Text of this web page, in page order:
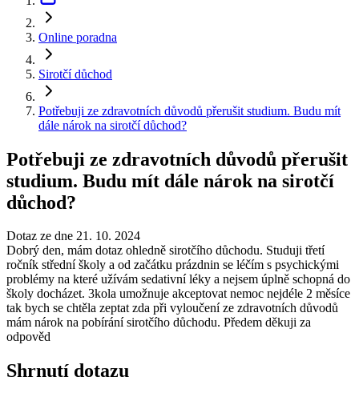
Online poradna
Sirotčí důchod
Potřebuji ze zdravotních důvodů přerušit studium. Budu mít
dále nárok na sirotčí důchod?
Potřebuji ze zdravotních důvodů přerušit
studium. Budu mít dále nárok na sirotčí
důchod?
Dotaz ze dne 21. 10. 2024
Dobrý den, mám dotaz ohledně sirotčího důchodu. Studuji třetí
ročník střední školy a od začátku prázdnin se léčím s psychickými
problémy na které užívám sedativní léky a nejsem úplně schopná do
školy docházet. 3kola umožnuje akceptovat nemoc nejdéle 2 měsíce
tak bych se chtěla zeptat zda při vyloučení ze zdravotních důvodů
mám nárok na pobírání sirotčího důchodu. Předem děkuji za
odpověd
Shrnutí dotazu